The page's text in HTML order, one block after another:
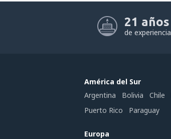
21 años
de experiencia
América del Sur
Argentina
Bolivia Chile
Puerto Rico
Paraguay
Europa